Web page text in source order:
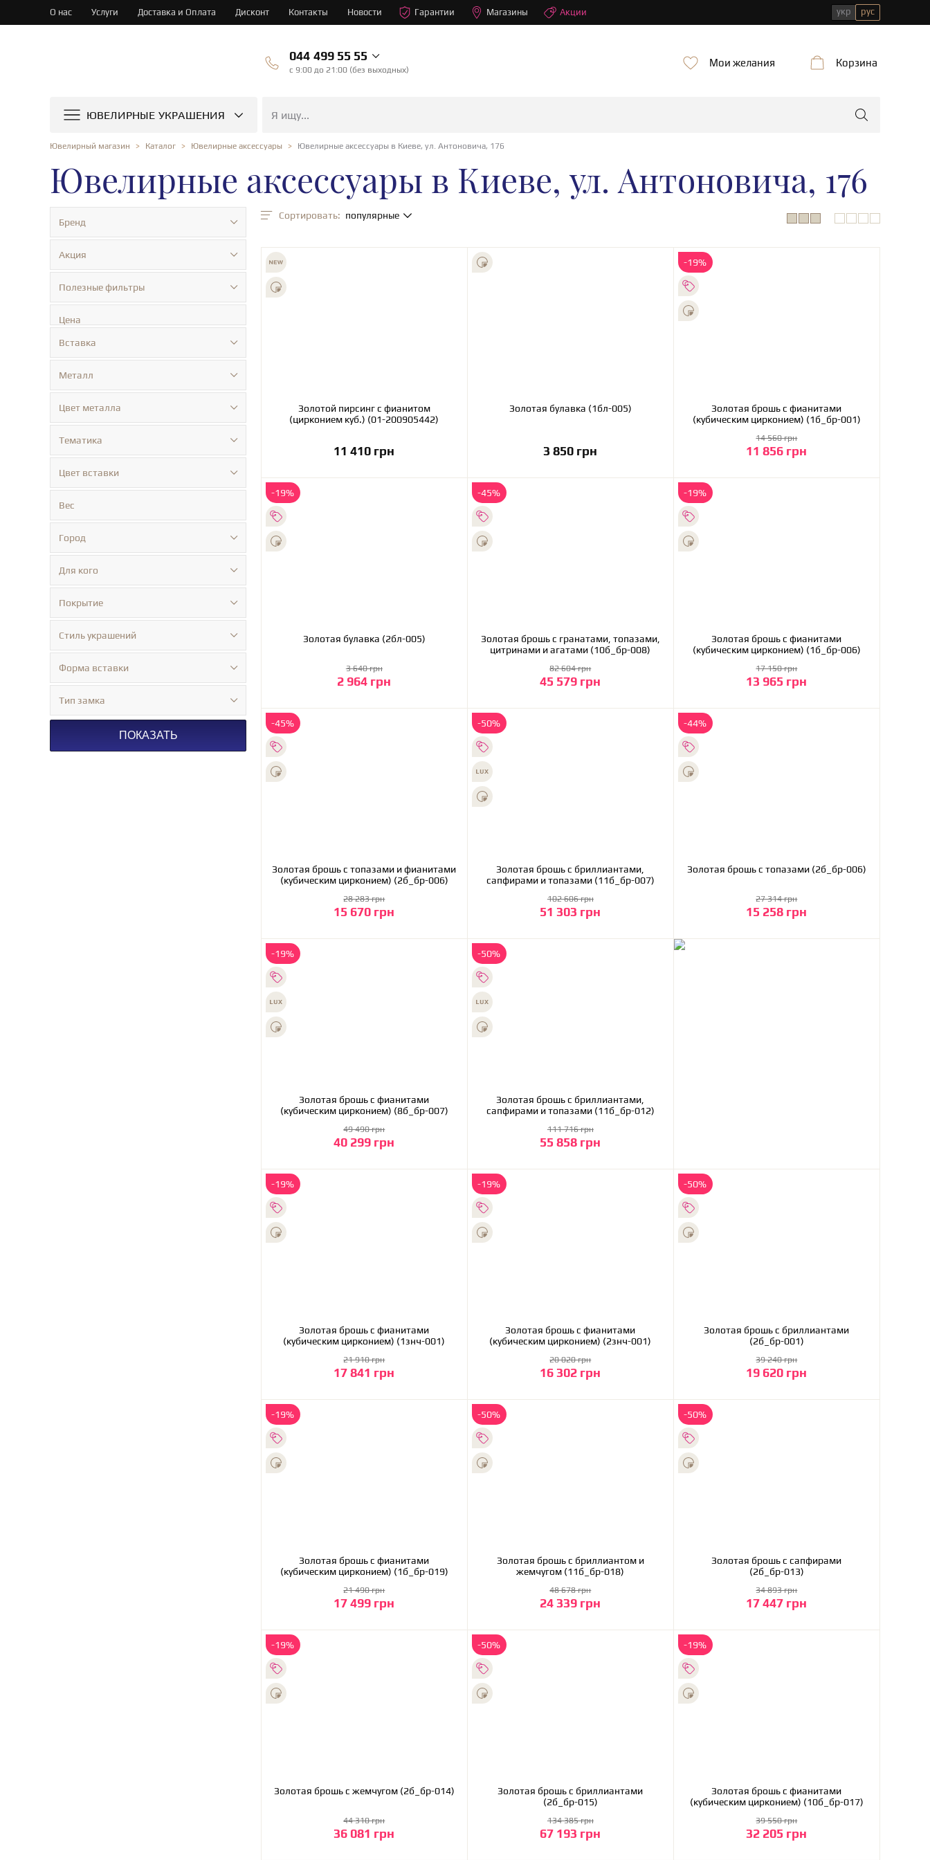
О нас Услуги Доставка и Оплата Дисконт Контакты Новости Гарантии Магазины Акции укр рус
044 499 55 55
c 9:00 до 21:00 (без выходных)
Мои желания Корзина
ЮВЕЛИРНЫЕ УКРАШЕНИЯ
Ювелирный магазин Каталог Ювелирные аксессуары Ювелирные аксессуары в Киеве, ул. Антоновича, 176
Ювелирные аксессуары в Киеве, ул. Антоновича, 176
Бренд
Акция
Полезные фильтры
Цена
Вставка
Металл
Цвет металла
Тематика
Цвет вставки
Вес
Город
Для кого
Покрытие
Стиль украшений
Форма вставки
Тип замка
ПОКАЗАТЬ
Сортировать: популярные
Золотой пирсинг с фианитом
(цирконием куб.) (01-200905442)
11 410 грн
В корзину
Золотая булавка (1бл-005)
3 850 грн
В корзину
-19%
Золотая брошь с фианитами
(кубическим цирконием) (1б_бр-001)
11 856 грн
14 560 грн
В корзину
-19%
Золотая булавка (2бл-005)
2 964 грн
3 640 грн
В корзину
-45%
Золотая брошь с гранатами, топазами,
цитринами и агатами (10б_бр-008)
45 579 грн
82 604 грн
В корзину
-19%
Золотая брошь с фианитами
(кубическим цирконием) (1б_бр-006)
13 965 грн
17 150 грн
В корзину
-45%
Золотая брошь с топазами и фианитами
(кубическим цирконием) (2б_бр-006)
15 670 грн
28 283 грн
В корзину
-50%
Золотая брошь с бриллиантами,
сапфирами и топазами (11б_бр-007)
51 303 грн
102 606 грн
В корзину
-44%
Золотая брошь с топазами (2б_бр-006)
15 258 грн
27 314 грн
В корзину
-19%
Золотая брошь с фианитами
(кубическим цирконием) (8б_бр-007)
40 299 грн
49 490 грн
В корзину
-50%
Золотая брошь с бриллиантами,
сапфирами и топазами (11б_бр-012)
55 858 грн
111 716 грн
В корзину
-19%
Золотая брошь с фианитами
(кубическим цирконием) (1знч-001)
17 841 грн
21 910 грн
В корзину
-19%
Золотая брошь с фианитами
(кубическим цирконием) (2знч-001)
16 302 грн
20 020 грн
В корзину
-50%
Золотая брошь с бриллиантами
(2б_бр-001)
19 620 грн
39 240 грн
В корзину
-19%
Золотая брошь с фианитами
(кубическим цирконием) (1б_бр-019)
17 499 грн
21 490 грн
В корзину
-50%
Золотая брошь с бриллиантом и
жемчугом (11б_бр-018)
24 339 грн
48 678 грн
В корзину
-50%
Золотая брошь с сапфирами
(2б_бр-013)
17 447 грн
34 893 грн
В корзину
-19%
Золотая брошь с жемчугом (2б_бр-014)
36 081 грн
44 310 грн
В корзину
-50%
Золотая брошь с бриллиантами
(2б_бр-015)
67 193 грн
134 385 грн
В корзину
-19%
Золотая брошь с фианитами
(кубическим цирконием) (10б_бр-017)
32 205 грн
39 550 грн
В корзину